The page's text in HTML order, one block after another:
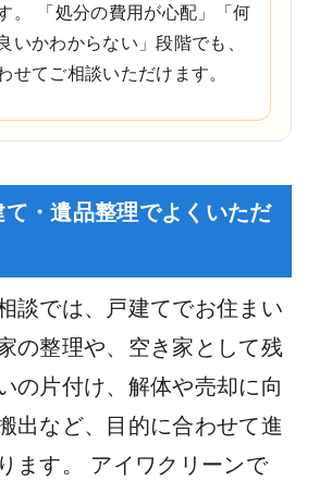
。 「処分の費用が心配」「何
いかわからない」段階でも、
せてご相談いただけます。
て・遺品整理でよくいただ
談では、戸建てでお住まい
の整理や、空き家として残
の片付け、解体や売却に向
出など、目的に合わせて進
ます。 アイワクリーンで